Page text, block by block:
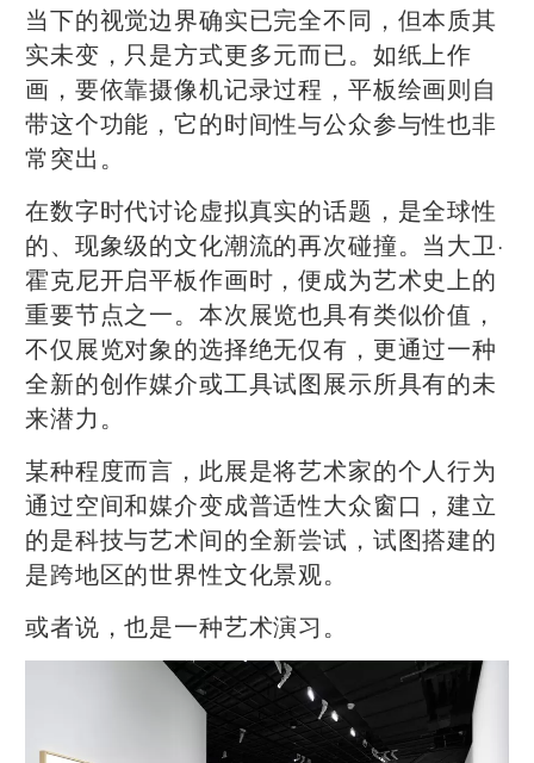
当下的视觉边界确实已完全不同，但本质其
实未变，只是方式更多元而已。如纸上作
画，要依靠摄像机记录过程，平板绘画则自
带这个功能，它的时间性与公众参与性也非
常突出。
在数字时代讨论虚拟真实的话题，是全球性
的、现象级的文化潮流的再次碰撞。当大卫·
霍克尼开启平板作画时，便成为艺术史上的
重要节点之一。本次展览也具有类似价值，
不仅展览对象的选择绝无仅有，更通过一种
全新的创作媒介或工具试图展示所具有的未
来潜力。
某种程度而言，此展是将艺术家的个人行为
通过空间和媒介变成普适性大众窗口，建立
的是科技与艺术间的全新尝试，试图搭建的
是跨地区的世界性文化景观。
或者说，也是一种艺术演习。